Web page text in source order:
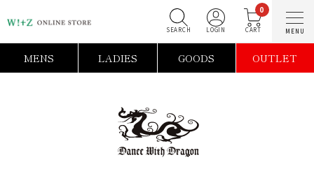
0
MENS LADIES GOODS OUTLET